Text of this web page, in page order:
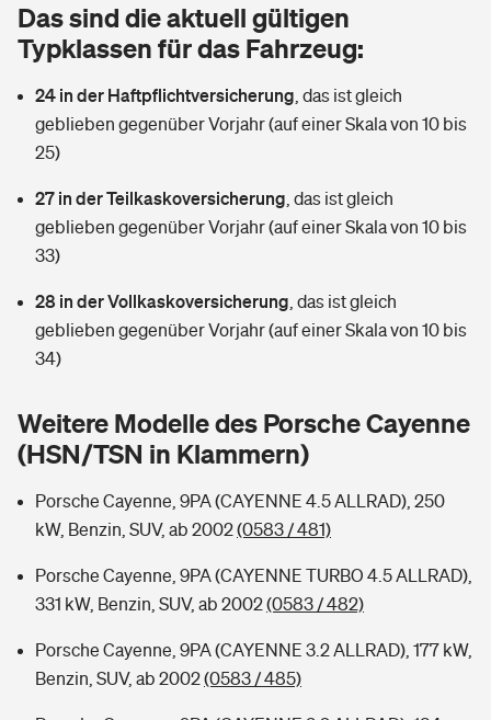
Rentenrechner: Wie viel Geld bekomme ich im Alter?
Wer versichert was: Jetzt Versicherer finden
Sie haben Fragen?
Vermieterrrechtsschutz
Mietkautionsversicherung
Restkreditversicherung
Zur Übersicht
Hochwasser-Check: Wie gefährdet ist Ihr Haus?
Wer versichert was: Jetzt Versicherer finden
Sie haben Fragen?
Kinderunfall­ver­si­che­rung
Reiseversicherung
Handyversicherung
Private Cyberversicherung
Musikinstrumentenversicherung
Zur Übersicht
Typklassen: So ist Ihr Auto eingestuft
Tierkrankenversicherung
Zur Übersicht
Wer versichert was: Jetzt Versicherer finden
Sie haben Fragen?
Rentenrechner: Wie viel Geld bekomme ich im Alter?
Das sind die aktuell gültigen
Typklassen für das Fahrzeug:
24 in der Haftpflichtversicherung das ist gleich
geblieben gegenüber Vorjahr (auf einer Skala von 10 bis
25)
27 in der Teilkaskoversicherung das ist gleich
geblieben gegenüber Vorjahr (auf einer Skala von 10 bis
33)
28 in der Vollkaskoversicherung das ist gleich
geblieben gegenüber Vorjahr (auf einer Skala von 10 bis
34)
Weitere Modelle des Porsche Cayenne
(HSN/TSN in Klammern)
Porsche Cayenne, 9PA (CAYENNE 4.5 ALLRAD), 250
kW, Benzin, SUV, ab 2002(0583 / 481)
Porsche Cayenne, 9PA (CAYENNE TURBO 4.5 ALLRAD),
331 kW, Benzin, SUV, ab 2002(0583 / 482)
Porsche Cayenne, 9PA (CAYENNE 3.2 ALLRAD), 177 kW,
Benzin, SUV, ab 2002(0583 / 485)